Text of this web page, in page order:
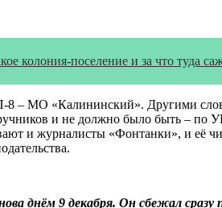
колония-поселение и за что туда
8 – МО «Калининский». Другими
и не должно было быть –
и журналисты «Фонтанки», и её
днём 9 декабря. Он сбежал сразу